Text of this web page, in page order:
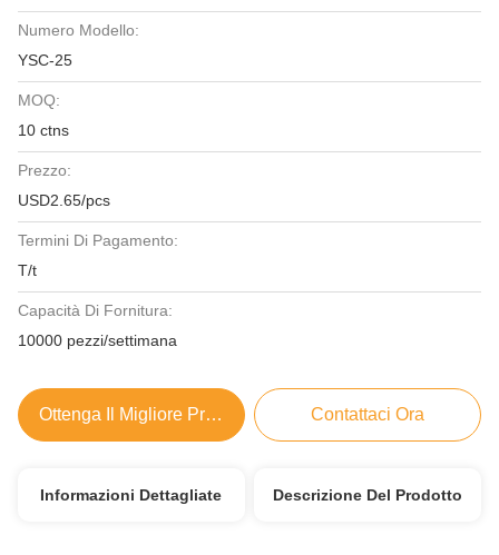
Numero Modello:
YSC-25
MOQ:
10 ctns
Prezzo:
USD2.65/pcs
Termini Di Pagamento:
T/t
Capacità Di Fornitura:
10000 pezzi/settimana
Ottenga Il Migliore Prezzo Contattaci Ora
Informazioni Dettagliate Descrizione Del Prodotto